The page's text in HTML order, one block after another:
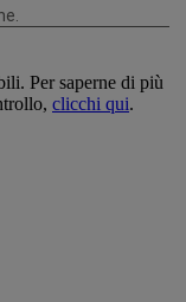
Per saperne di più
clicchi qui.